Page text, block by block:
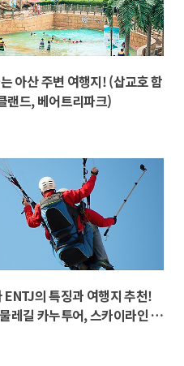
아산 주변 여행지! (삽교호 함
랜드, 베어트리파크)
의 특징과 여행지 추천!
레길 카누투어, 스카이라인 루